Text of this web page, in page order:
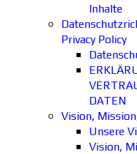
Inhalte
Privacy Policy
DATEN
Vision,
Unsere
Vision,